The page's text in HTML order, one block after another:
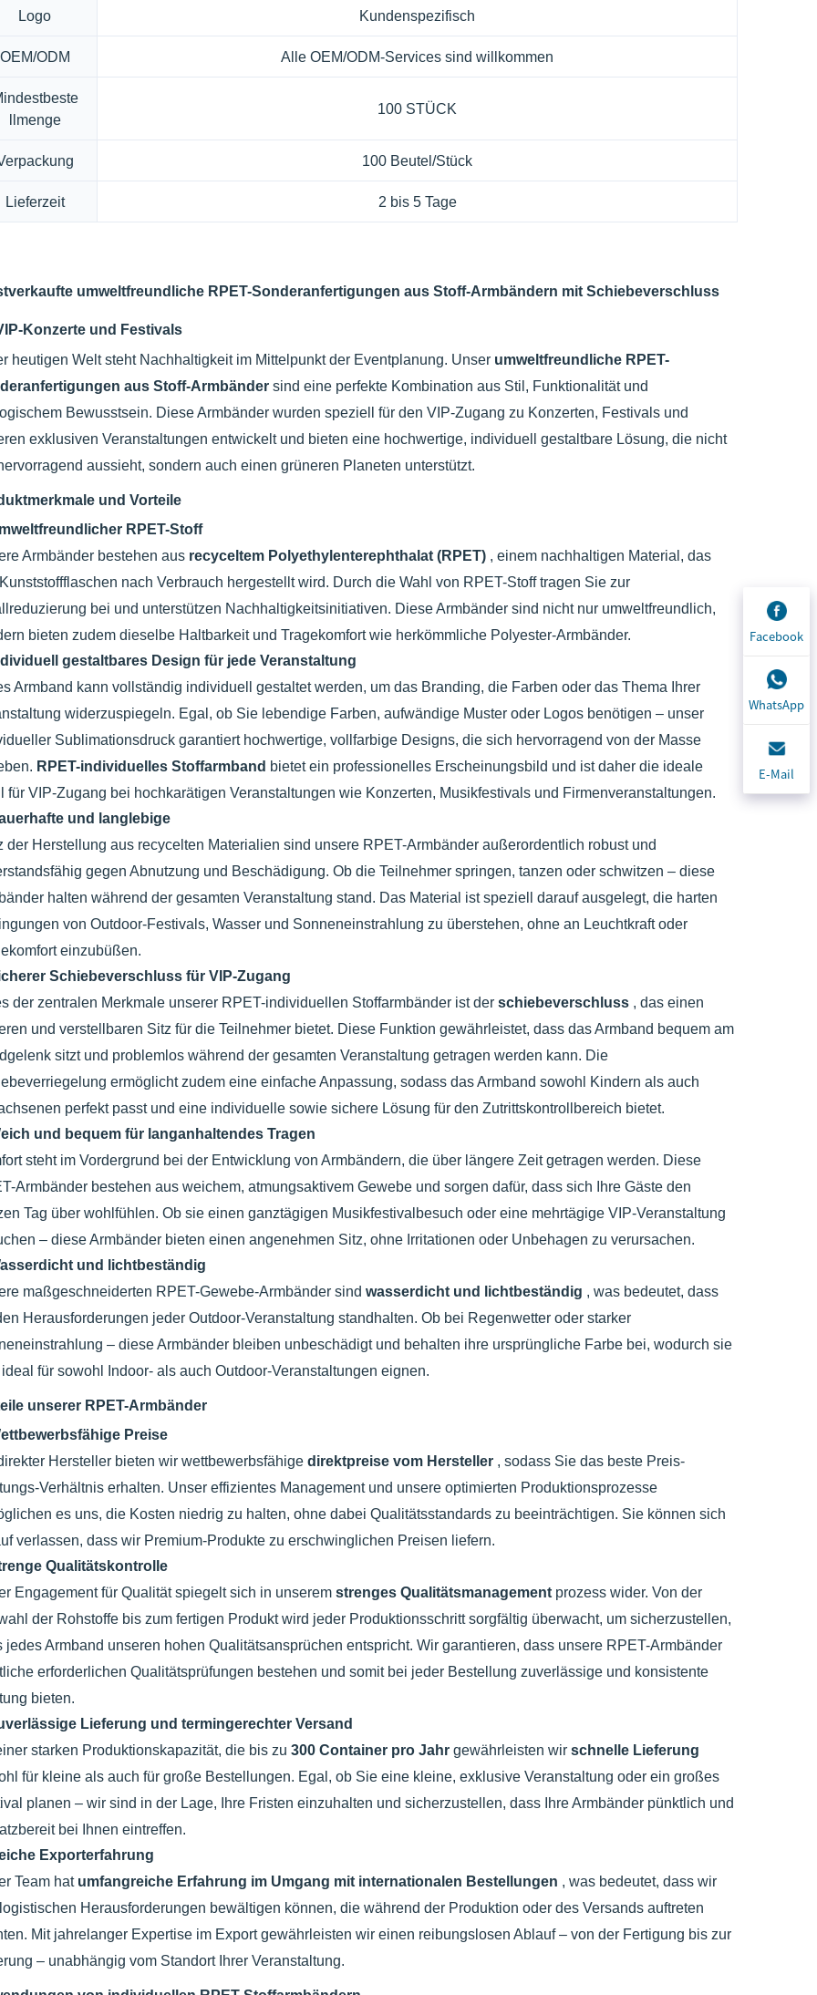
Logo Kundenspezifisch
OEM/ODM Alle OEM/ODM-Services sind willkommen
llmenge
100 STÜCK
100 Beutel/Stück
Lieferzeit 2 bis 5 Tage
umweltfreundliche RPET-Sonderanfertigungen aus Stoff-Armbändern mit Schiebeverschluss
Konzerte und Festivals
heutigen Welt steht Nachhaltigkeit im Mittelpunkt der Eventplanung. Unser umweltfreundliche RPET-
aus Stoff-Armbänder sind eine perfekte Kombination aus Stil, Funktionalität und
Bewusstsein. Diese Armbänder wurden speziell für den VIP-Zugang zu Konzerten, Festivals und
exklusiven Veranstaltungen entwickelt und bieten eine hochwertige, individuell gestaltbare Lösung, die nicht
aussieht, sondern auch einen grüneren Planeten unterstützt.
und Vorteile
RPET-Stoff
Armbänder bestehen aus recyceltem Polyethylenterephthalat (RPET) , einem nachhaltigen Material, das
nach Verbrauch hergestellt wird. Durch die Wahl von RPET-Stoff tragen Sie zur
bei und unterstützen Nachhaltigkeitsinitiativen. Diese Armbänder sind nicht nur umweltfreundlich,
bieten zudem dieselbe Haltbarkeit und Tragekomfort wie herkömmliche Polyester-Armbänder.
gestaltbares Design für jede Veranstaltung
Armband kann vollständig individuell gestaltet werden, um das Branding, die Farben oder das Thema Ihrer
widerzuspiegeln. Egal, ob Sie lebendige Farben, aufwändige Muster oder Logos benötigen – unser
Sublimationsdruck garantiert hochwertige, vollfarbige Designs, die sich hervorragend von der Masse
RPET-individuelles Stoffarmband bietet ein professionelles Erscheinungsbild und ist daher die ideale
für VIP-Zugang bei hochkarätigen Veranstaltungen wie Konzerten, Musikfestivals und Firmenveranstaltungen.
und langlebige
der Herstellung aus recycelten Materialien sind unsere RPET-Armbänder außerordentlich robust und
gegen Abnutzung und Beschädigung. Ob die Teilnehmer springen, tanzen oder schwitzen – diese
halten während der gesamten Veranstaltung stand. Das Material ist speziell darauf ausgelegt, die harten
von Outdoor-Festivals, Wasser und Sonneneinstrahlung zu überstehen, ohne an Leuchtkraft oder
einzubüßen.
Schiebeverschluss für VIP-Zugang
der zentralen Merkmale unserer RPET-individuellen Stoffarmbänder ist der schiebeverschluss , das einen
und verstellbaren Sitz für die Teilnehmer bietet. Diese Funktion gewährleistet, dass das Armband bequem am
sitzt und problemlos während der gesamten Veranstaltung getragen werden kann. Die
ermöglicht zudem eine einfache Anpassung, sodass das Armband sowohl Kindern als auch
perfekt passt und eine individuelle sowie sichere Lösung für den Zutrittskontrollbereich bietet.
und bequem für langanhaltendes Tragen
steht im Vordergrund bei der Entwicklung von Armbändern, die über längere Zeit getragen werden. Diese
Armbänder bestehen aus weichem, atmungsaktivem Gewebe und sorgen dafür, dass sich Ihre Gäste den
Tag über wohlfühlen. Ob sie einen ganztägigen Musikfestivalbesuch oder eine mehrtägige VIP-Veranstaltung
– diese Armbänder bieten einen angenehmen Sitz, ohne Irritationen oder Unbehagen zu verursachen.
und lichtbeständig
maßgeschneiderten RPET-Gewebe-Armbänder sind wasserdicht und lichtbeständig , was bedeutet, dass
Herausforderungen jeder Outdoor-Veranstaltung standhalten. Ob bei Regenwetter oder starker
– diese Armbänder bleiben unbeschädigt und behalten ihre ursprüngliche Farbe bei, wodurch sie
für sowohl Indoor- als auch Outdoor-Veranstaltungen eignen.
unserer RPET-Armbänder
Preise
Hersteller bieten wir wettbewerbsfähige direktpreise vom Hersteller , sodass Sie das beste Preis-
Verhältnis erhalten. Unser effizientes Management und unsere optimierten Produktionsprozesse
es uns, die Kosten niedrig zu halten, ohne dabei Qualitätsstandards zu beeinträchtigen. Sie können sich
verlassen, dass wir Premium-Produkte zu erschwinglichen Preisen liefern.
Qualitätskontrolle
Engagement für Qualität spiegelt sich in unserem strenges Qualitätsmanagement prozess wider. Von der
der Rohstoffe bis zum fertigen Produkt wird jeder Produktionsschritt sorgfältig überwacht, um sicherzustellen,
jedes Armband unseren hohen Qualitätsansprüchen entspricht. Wir garantieren, dass unsere RPET-Armbänder
erforderlichen Qualitätsprüfungen bestehen und somit bei jeder Bestellung zuverlässige und konsistente
bieten.
Lieferung und termingerechter Versand
starken Produktionskapazität, die bis zu 300 Container pro Jahr gewährleisten wir schnelle Lieferung
für kleine als auch für große Bestellungen. Egal, ob Sie eine kleine, exklusive Veranstaltung oder ein großes
planen – wir sind in der Lage, Ihre Fristen einzuhalten und sicherzustellen, dass Ihre Armbänder pünktlich und
bei Ihnen eintreffen.
Exporterfahrung
Team hat umfangreiche Erfahrung im Umgang mit internationalen Bestellungen , was bedeutet, dass wir
Herausforderungen bewältigen können, die während der Produktion oder des Versands auftreten
Mit jahrelanger Expertise im Export gewährleisten wir einen reibungslosen Ablauf – von der Fertigung bis zur
– unabhängig vom Standort Ihrer Veranstaltung.
Facebook
WhatsApp
E-Mail